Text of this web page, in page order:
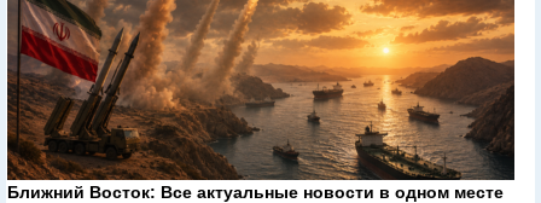
Ближний Восток: Все актуальные новости в одном месте